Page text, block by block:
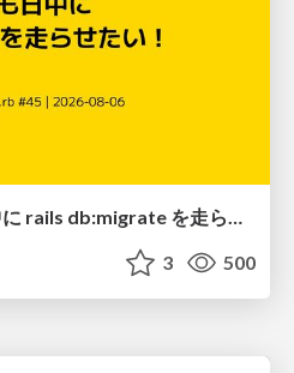
モノリス Rails でも日中に rails db:migrate を走らせたい！ / Daytime rails db:migrate on Monolithic Rails!
3 500